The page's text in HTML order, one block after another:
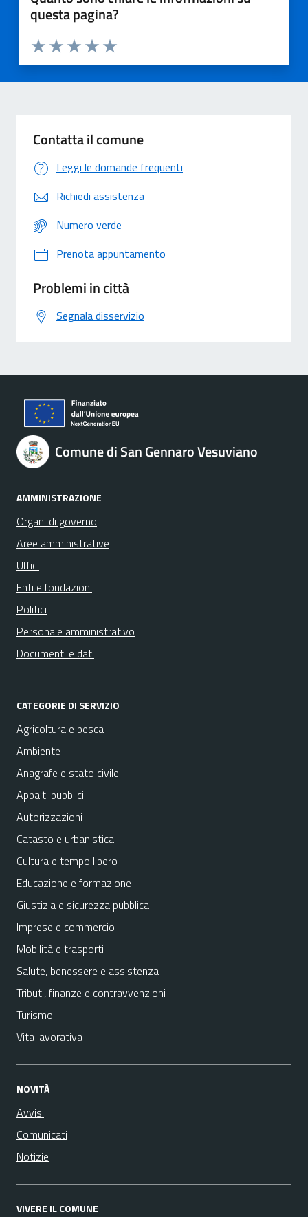
questa pagina?
Valuta 5 stelle su 5
Valuta 4 stelle su 5
Valuta 3 stelle su 5
Valuta 2 stelle su 5
Valuta 1 stelle su 5
Contatta il comune
Leggi le domande frequenti
Richiedi assistenza
Numero verde
Prenota appuntamento
Problemi in città
Segnala disservizio
Comune di San Gennaro Vesuviano
AMMINISTRAZIONE
Organi di governo
Aree amministrative
Uffici
Enti e fondazioni
Politici
Personale amministrativo
Documenti e dati
CATEGORIE DI SERVIZIO
Agricoltura e pesca
Ambiente
Anagrafe e stato civile
Appalti pubblici
Autorizzazioni
Catasto e urbanistica
Cultura e tempo libero
Educazione e formazione
Giustizia e sicurezza pubblica
Imprese e commercio
Mobilità e trasporti
Salute, benessere e assistenza
Tributi, finanze e contravvenzioni
Turismo
Vita lavorativa
NOVITÀ
Avvisi
Comunicati
Notizie
VIVERE IL COMUNE